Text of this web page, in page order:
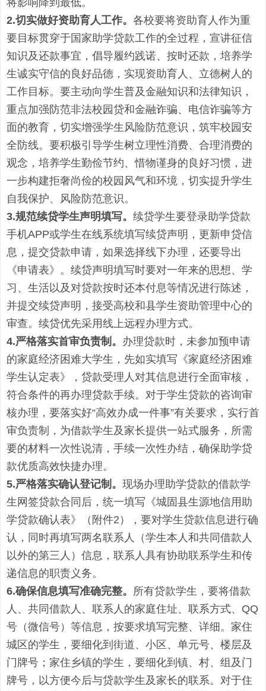
2.切实做好资助育人工作。 各校要将资助育人作为重
要目标贯穿于国家助学贷款工作的全过程， 宣讲征信
知识及还款事宜 ， 倡导履约践诺、按时还款，培养学
生诚实守信的良好品德，实现资助育人、立德树人的
工作目标。要主动向学生普及金融知识和法律知识，
重点加强防范非法校园贷和金融诈骗、电信诈骗等方
面的教育，切实增强学生风险防范意识，筑牢校园安
全防线。要积极引导学生树立理性消费、合理消费的
观念，培养学生勤俭节约、惜物谨身的良好习惯，进
一步构建拒奢尚俭的校园风气和环境 ，切实提升学生
自我保护、风险防范意识。
3.规范续贷学生声明填写。 续贷学生要登录助学贷款
手机APP或学生在线系统填写续贷声明，更新申贷信
息，提交贷款申请，如果选择线下办理，还要导出
《申请表》。续贷声明填写时要对一年来的思想、学
习、生活以及对贷款按时还本付息等情况进行陈述，
并提交续贷声明，接受高校和县学生资助管理中心的
审查。续贷优先采用线上远程办理方式。
4.严格落实首审负责制。 办理贷款时，未参加预申请
的家庭经济困难大学生，先如实填写《家庭经济困难
学生认定表》
， 贷款受理人对其信息进行全面审核，
符合条件的再办理贷款手续。对于学生贷款的咨询审
核办理， 要落实好“高效办成一件事”有关要求， 实行首
审负责制， 为借款学生及家长提供一站式服务， 所需
要的材料一次性说清，手续一次性办结，确保助学贷
款优质高效快捷办理。
5.严格落实确认登记制。 现场办理助学贷款的借款学
生网签贷款合同后，统一填写《城固县生源地信用助
学贷款确认表》（附件2），要对学生贷款信息进行确
认，同时再填写两名联系人（学生本人和共同借款人
以外的第三人 ）信息，联系人具有协助联系学生和传
递信息的职责义务。
6.确保信息填写准确完整。 所有贷款学生，要将借款
人、共同借款人 、 联系人 的家庭住址、联系方式、 QQ
号（微信号）等信息，按要求填写完整、详细。家住
城区的学生，要细化到街道、小区、单元号、楼层及
门牌号；家住乡镇的学生，要细化到镇、村、组及门
牌号，以方便今后与贷款学生及家长的联系。对于住